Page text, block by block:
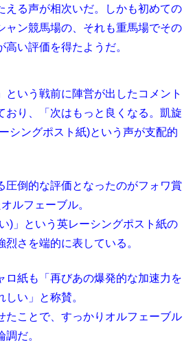
える声が相次いだ。しかも初めての
ャン競馬場の、それも重馬場でその
い評価を得たようだ。
という戦前に陣営が出したコメント
おり、「次はもっと良くなる。凱旋
シングポスト紙)という声が支配的
圧倒的な評価となったのがフォワ賞
ルフェーブル。
)」という英レーシングポスト紙の
烈さを端的に表している。
ロ紙も「再びあの爆発的な加速力を
しい」と称賛。
たことで、すっかりオルフェーブル
だ。